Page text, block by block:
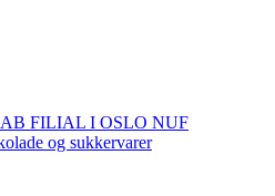
FILIAL I OSLO NUF
og sukkervarer